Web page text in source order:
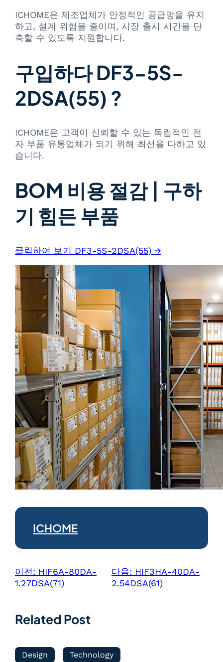
ICHOME은 제조업체가 안정적인 공급망을 유지
하고, 설계 위험을 줄이며, 시장 출시 시간을 단
축할 수 있도록 지원합니다.
구입하다 DF3-5S-
2DSA(55) ?
ICHOME은 고객이 신뢰할 수 있는 독립적인 전
자 부품 유통업체가 되기 위해 최선을 다하고 있
습니다.
BOM 비용 절감 | 구하
기 힘든 부품
클릭하여 보기 DF3-5S-2DSA(55) →
ICHOME
이전: HIF6A-80DA-
1.27DSA(71)
다음: HIF3HA-40DA-
2.54DSA(61)
Related Post
Design Technology